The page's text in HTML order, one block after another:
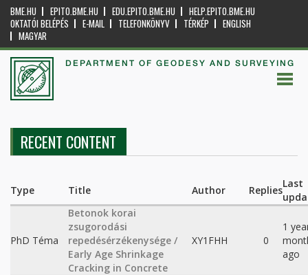
BME.HU EPITO.BME.HU EDU.EPITO.BME.HU
HELP.EPITO.BME.HU
OKTATÓI BELÉPÉS
E-MAIL TELEFONKÖNYV TÉRKÉP
ENGLISH
MAGYAR
DEPARTMENT OF GEODESY AND SURVEYING
RECENT CONTENT
Type Title Author Replies
Last
PhD Téma
Betonok korai
zsugorodási
repedésérzékenysége /
Early Age Shrinkage
Cracking in Concrete
XY1FHH 0
1
ago